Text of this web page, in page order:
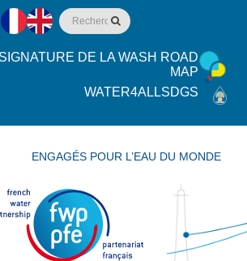
DE LA WASH ROAD
MAP
WATER4ALLSDGS
ENGAGÉS POUR L’EAU DU MONDE